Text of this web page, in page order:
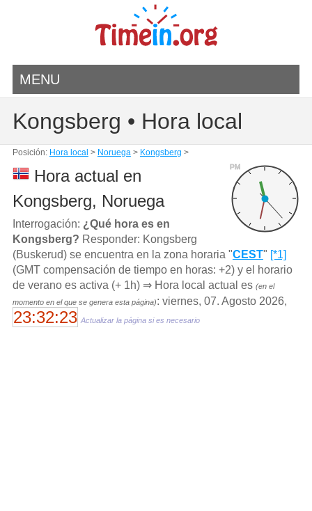
MENU
Kongsberg • Hora local
Posición: Hora local > Noruega> Kongsberg >
PM
Hora actual en
Kongsberg, Noruega
Interrogación: ¿Qué hora es en
Kongsberg? Responder: Kongsberg
(Buskerud) se encuentra en la zona horaria "CEST" [*1]
(GMT compensación de tiempo en horas: +2) y el horario
de verano es activa (+ 1h) ⇒ Hora local actual es (en el
momento en el que se genera esta página): viernes, 07. Agosto 2026,
23:32:23 Actualizar la página si es necesario